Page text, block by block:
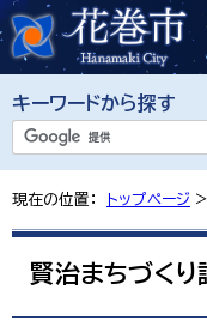
キーワードから探す
現在の位置： トップページ >
賢治まちづくり